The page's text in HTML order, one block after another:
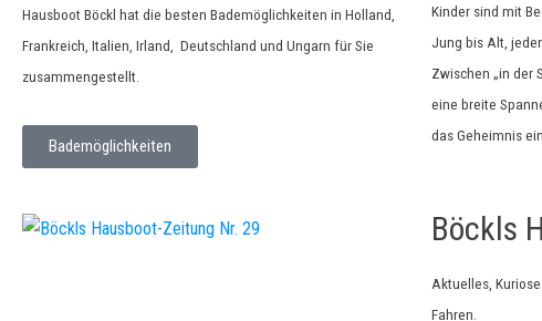
Hausboot Böckl hat die besten Bademöglichkeiten in Holland,
Frankreich, Italien, Irland, Deutschland und Ungarn für Sie
zusammengestellt.
Bademöglichkeiten
Kinder sind mit
Jung bis Alt,
Zwischen „in der
eine breite
das Geheimnis
Böckls
Aktuelles,
Fahren.